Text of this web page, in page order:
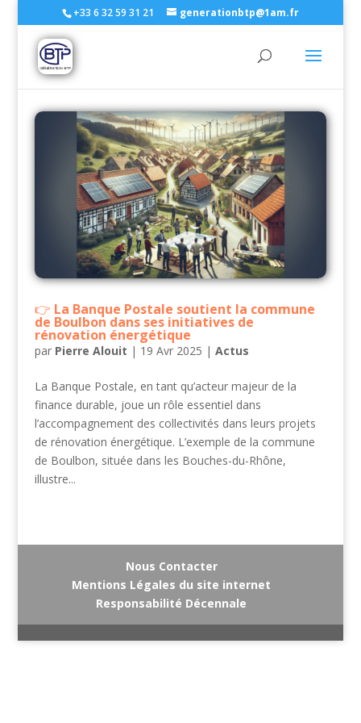
+33 6 32 59 31 21 generationbtp@1am.fr
La Banque Postale soutient la commune
de Boulbon dans ses initiatives de
rénovation énergétique
par Pierre Alouit | 19 Avr 2025 | Actus
La Banque Postale, en tant qu’acteur majeur de la
finance durable, joue un rôle essentiel dans
l’accompagnement des collectivités dans leurs projets
de rénovation énergétique. L’exemple de la commune
de Boulbon, située dans les Bouches-du-Rhône,
illustre...
Nous Contacter
Mentions Légales du site internet
Responsabilité Décennale